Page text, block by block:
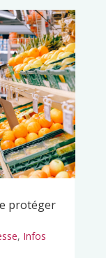
protéger
, Infos